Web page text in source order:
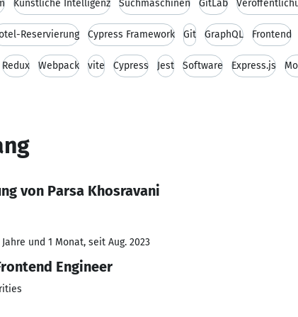
Künstliche Intelligenz Suchmaschinen GitLab
Reservierung Cypress Framework Git GraphQL Frontend
Redux Webpack vite Cypress Jest Software Express.js
von Parsa Khosravani
Jahre und 1 Monat, seit Aug. 2023
Engineer